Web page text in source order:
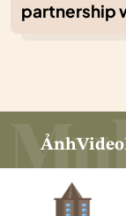
partnership
ẢnhVideo